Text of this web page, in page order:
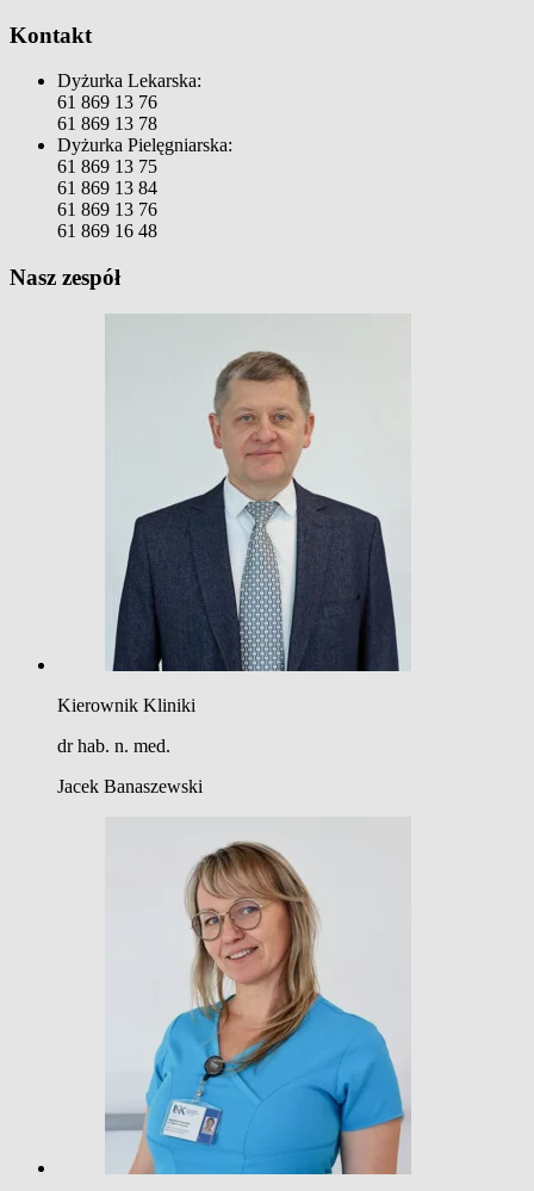
Kontakt
Dyżurka Lekarska:
61 869 13 76
61 869 13 78
Dyżurka Pielęgniarska:
61 869 13 75
61 869 13 84
61 869 13 76
61 869 16 48
Nasz zespół
Kierownik Kliniki
dr hab. n. med.
Jacek Banaszewski